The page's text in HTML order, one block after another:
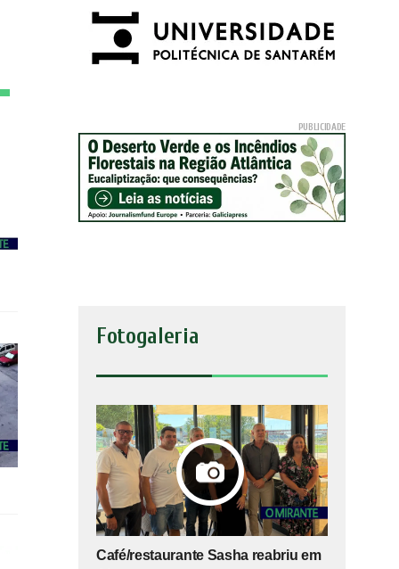
Fotogaleria
Café/restaurante Sasha reabriu em